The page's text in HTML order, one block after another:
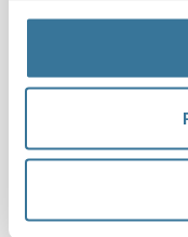
Madrid
+34 91 523 89
info@teenvio.com